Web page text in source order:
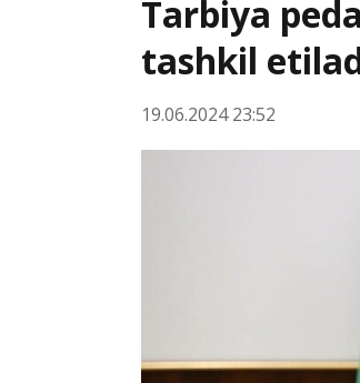
Tarbiya
tashkil
19.06.2024 23:52